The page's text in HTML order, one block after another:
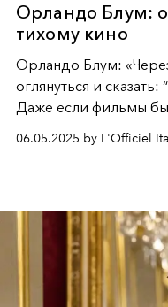
Орландо Блум:
тихому кино
Орландо Блум:
оглянуться и
Даже если фильмы
через тридцать лет
06.05.2025 by L'Officiel